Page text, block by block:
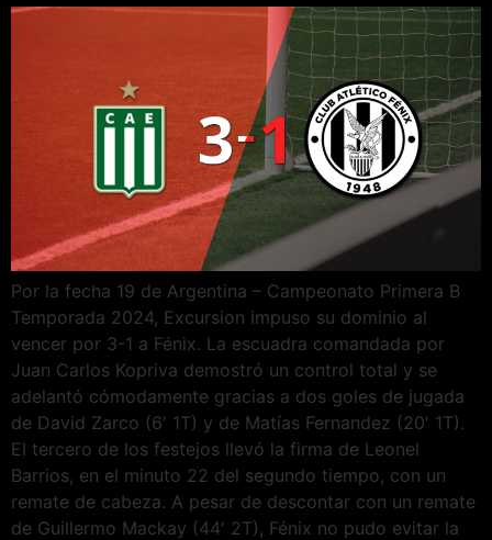
Por la fecha 19 de Argentina – Campeonato Primera B
Temporada 2024, Excursion impuso su dominio al
vencer por 3-1 a Fénix. La escuadra comandada por
Juan Carlos Kopriva demostró un control total y se
adelantó cómodamente gracias a dos goles de jugada
de David Zarco (6′ 1T) y de Matías Fernandez (20′ 1T).
El tercero de los festejos llevó la firma de Leonel
Barrios, en el minuto 22 del segundo tiempo, con un
remate de cabeza. A pesar de descontar con un remate
de Guillermo Mackay (44′ 2T), Fénix no pudo evitar la